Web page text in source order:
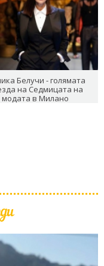
Белучи - голямата
на Седмицата на
модата в Милано